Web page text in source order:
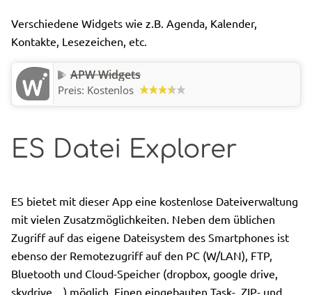
Verschiedene Widgets wie z.B. Agenda, Kalender,
Kontakte, Lesezeichen, etc.
APW Widgets
Preis: Kostenlos
ES Datei Explorer
ES bietet mit dieser App eine kostenlose Dateiverwaltung
mit vielen Zusatzmöglichkeiten. Neben dem üblichen
Zugriff auf das eigene Dateisystem des Smartphones ist
ebenso der Remotezugriff auf den PC (W/LAN), FTP,
Bluetooth und Cloud-Speicher (dropbox, google drive,
skydrive…) möglich. Einen eingebauten Task-, ZIP- und